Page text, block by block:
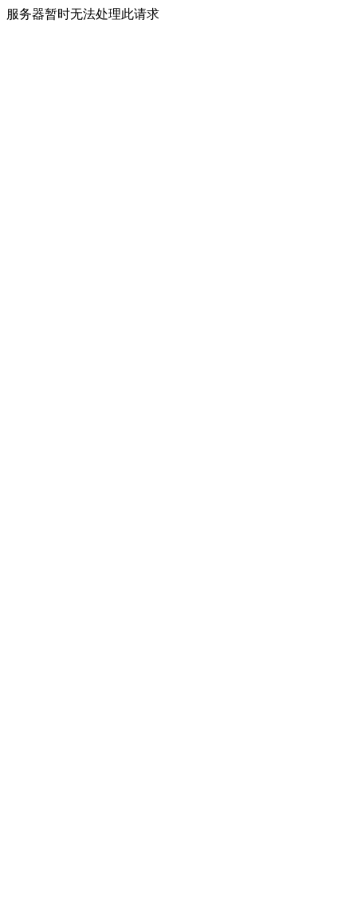
服务器暂时无法处理此请求